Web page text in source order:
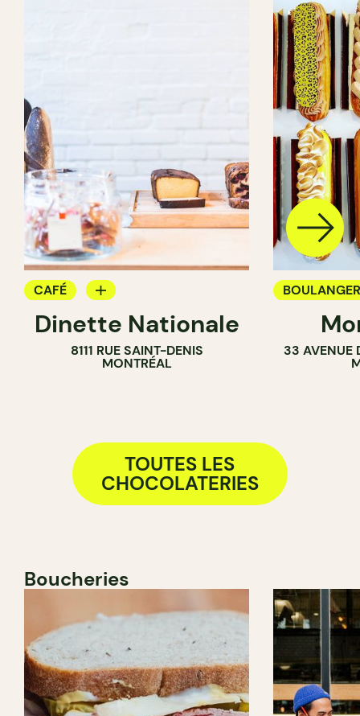
CAFÉ
ÉPICERIE
CRÈMERIE
Dinette Nationale
8111 RUE SAINT-DENIS
MONTRÉAL
33 AVENUE
TOUTES LES
CHOCOLATERIES
Boucheries